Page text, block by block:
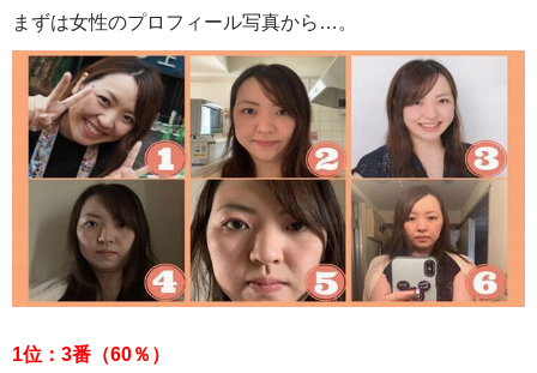
まずは女性のプロフィール写真から…。
1位：3番（60％）